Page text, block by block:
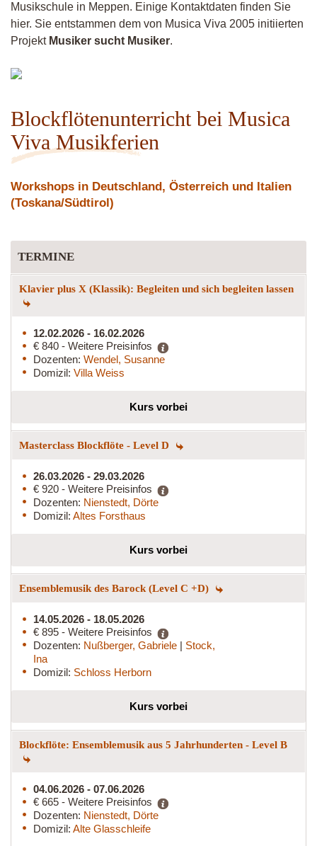
Musikschule in Meppen. Einige Kontaktdaten finden Sie
hier. Sie entstammen dem von Musica Viva 2005 initiierten
Projekt Musiker sucht Musiker.
Blockflötenunterricht bei Musica
Viva Musikferien
Workshops in Deutschland, Österreich und Italien
(Toskana/Südtirol)
TERMINE
Klavier plus X (Klassik): Begleiten und sich begleiten lassen
12.02.2026 - 16.02.2026
€ 840 - Weitere Preisinfos
Dozenten: Wendel, Susanne
Domizil: Villa Weiss
Kurs vorbei
Masterclass Blockflöte - Level D
26.03.2026 - 29.03.2026
€ 920 - Weitere Preisinfos
Dozenten: Nienstedt, Dörte
Domizil: Altes Forsthaus
Kurs vorbei
Ensemblemusik des Barock (Level C +D)
14.05.2026 - 18.05.2026
€ 895 - Weitere Preisinfos
Dozenten: Nußberger, Gabriele | Stock,
Ina
Domizil: Schloss Herborn
Kurs vorbei
Blockflöte: Ensemblemusik aus 5 Jahrhunderten - Level B
04.06.2026 - 07.06.2026
€ 665 - Weitere Preisinfos
Dozenten: Nienstedt, Dörte
Domizil: Alte Glasschleife